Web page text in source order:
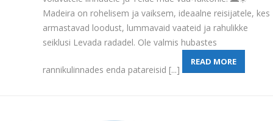
Madeira on rohelisem ja vaiksem, ideaalne reisijatele, kes
armastavad loodust, lummavaid vaateid ja rahulikke
seiklusi Levada radadel. Ole valmis hubastes
rannikulinnades enda patareisid [...]
READ MORE